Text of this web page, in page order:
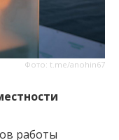
Фото: t.me/anohin67
работы